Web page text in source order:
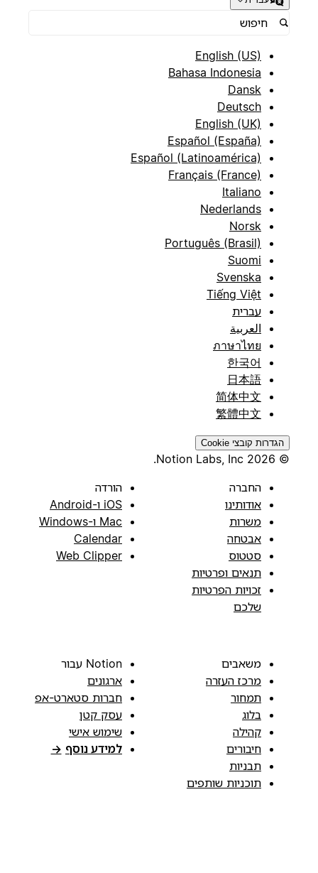
English (US)
Bahasa Indonesia
Dansk
Deutsch
English (UK)
Español (España)
Español (Latinoamérica)
Français (France)
Italiano
Nederlands
Norsk
Português (Brasil)
Suomi
Svenska
Tiếng Việt
עברית
العربية
ภาษาไทย
한국어
日本語
简体中文
繁體中文
הגדרות קובצי Cookie
החברה
אודותינו
משרות
אבטחה
סטטוס
תנאים ופרטיות
זכויות הפרטיות
שלכם
הורדה
iOS ו-Android
Mac ו-Windows
Calendar
Web Clipper
משאבים
מרכז העזרה
תמחור
בלוג
קהילה
חיבורים
תבניות
תוכניות שותפים
Notion עבור
ארגונים
חברות סטארט-אפ
עסק קטן
שימוש אישי
למידע נוסף →